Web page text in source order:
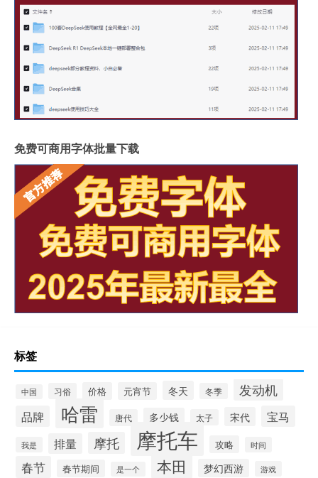
免费可商用字体批量下载
标签
中国 习俗 价格 元宵节 冬天 冬季 发动机
品牌 哈雷 唐代 多少钱 太子 宋代 宝马
我是 排量 摩托 摩托车 攻略 时间
春节 春节期间 是一个 本田 梦幻西游 游戏